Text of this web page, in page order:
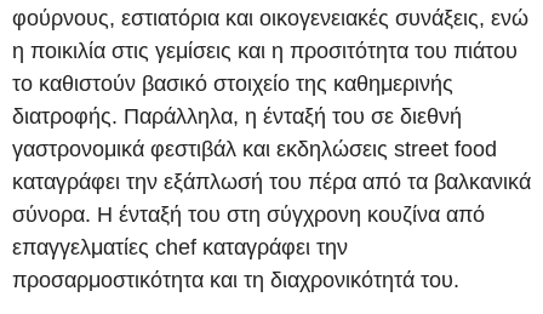
φούρνους, εστιατόρια και οικογενειακές συνάξεις, ενώ
η ποικιλία στις γεμίσεις και η προσιτότητα του πιάτου
το καθιστούν βασικό στοιχείο της καθημερινής
διατροφής. Παράλληλα, η ένταξή του σε διεθνή
γαστρονομικά φεστιβάλ και εκδηλώσεις street food
καταγράφει την εξάπλωσή του πέρα από τα βαλκανικά
σύνορα. Η ένταξή του στη σύγχρονη κουζίνα από
επαγγελματίες chef καταγράφει την
προσαρμοστικότητα και τη διαχρονικότητά του.